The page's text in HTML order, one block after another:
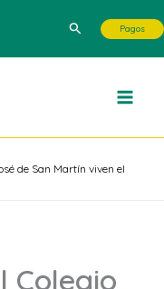
Buscar Pagos
de San Martín viven el
Colegio